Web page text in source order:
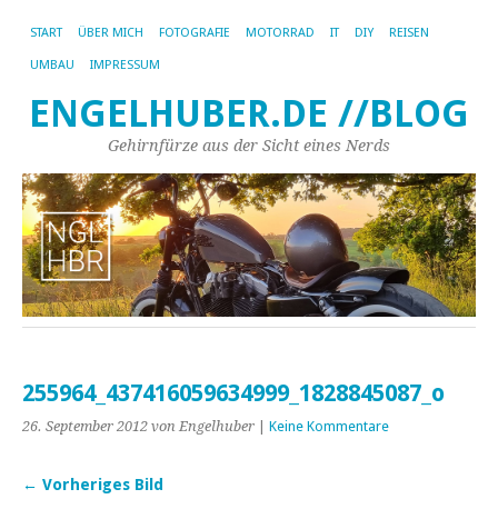
START ÜBER MICH FOTOGRAFIE MOTORRAD IT DIY REISEN
UMBAU IMPRESSUM
ENGELHUBER.DE //BLOG
Gehirnfürze aus der Sicht eines Nerds
255964_437416059634999_1828845087_o
26. September 2012 von Engelhuber Keine Kommentare
← Vorheriges Bild